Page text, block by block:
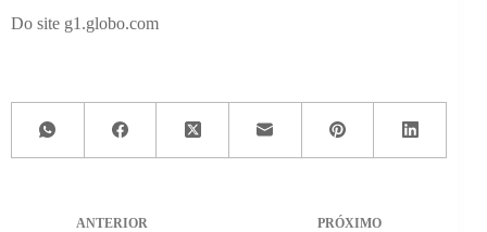
Do site g1.globo.com
ANTERIOR PRÓXIMO